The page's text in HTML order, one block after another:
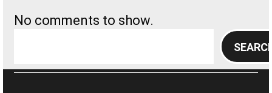
No comments to show.
a